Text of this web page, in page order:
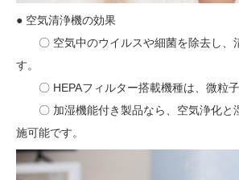
● 空気清浄機の効果
〇 空気中のウイルスや細菌を除去し、
す。
〇 HEPAフィルター搭載機種は、微粒子
〇 加湿機能付き製品なら、空気浄化と
施可能です。